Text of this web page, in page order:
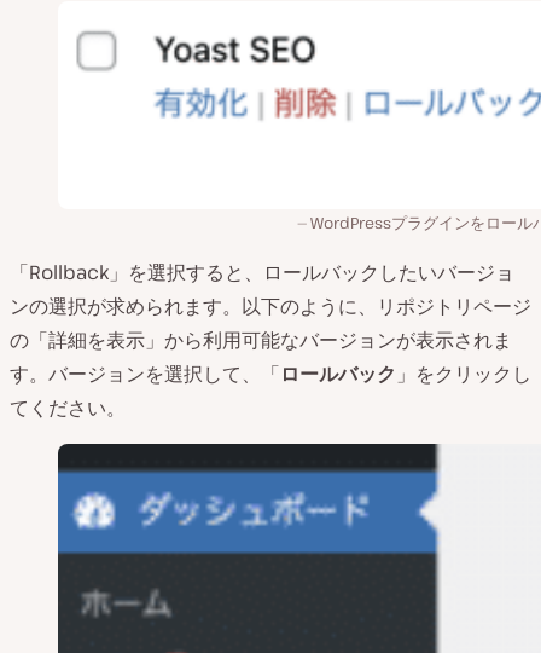
WordPressプラグインをロール
「Rollback」を選択すると、ロールバックしたいバージョ
ンの選択が求められます。以下のように、リポジトリページ
の「詳細を表示」から利用可能なバージョンが表示されま
す。バージョンを選択して、「ロールバック 」をクリックし
てください。